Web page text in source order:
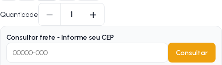
Quantidade − 1 +
Consultar frete - Informe seu CEP
Consultar